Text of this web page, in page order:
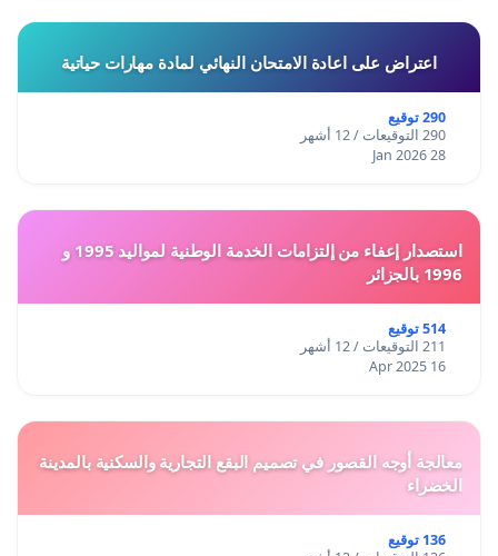
اعتراض على اعادة الامتحان النهائي لمادة مهارات حياتية
290 توقيع
290 التوقيعات / 12 أشهر
28 Jan 2026
استصدار إعفاء من إلتزامات الخدمة الوطنية لمواليد 1995 و
1996 بالجزائر
514 توقيع
211 التوقيعات / 12 أشهر
16 Apr 2025
معالجة أوجه القصور في تصميم البقع التجارية والسكنية بالمدينة
الخضراء
136 توقيع